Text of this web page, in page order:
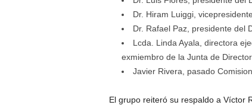
Dr. Hiram Luiggi,
Dr. Rafael Paz, presidente del
Lcda. Linda Ayala, directora
exmiembro de la Junta de
Javier Rivera, pasado
El grupo reiteró su respaldo a Víctor